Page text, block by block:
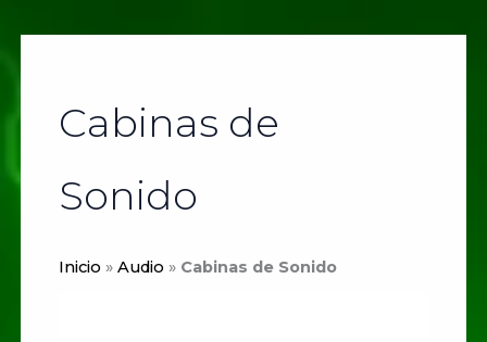
Cabinas de
Sonido
Inicio »Audio » Cabinas de Sonido